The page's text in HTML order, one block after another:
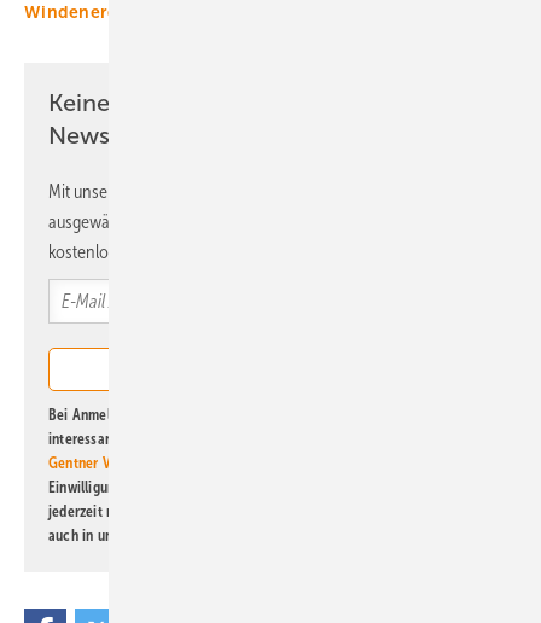
Windenergie
Keine Zeit? Kein Problem mit dem ERE
Newsletter!
Mit unserem Newsletter erhalten Sie regelmäßig von uns
ausgewählte Informationen und Neuigkeiten, gebündelt und
kostenlos direkt ins Postfach.
Bei Anmeldung zu diesem Newsletter bin ich damit einverstanden, über
interessante Verlags- und Online-Angebote
Gentner Verlag GmbH & Co. KG
Einwilligung kann ich jederzeit widerrufen und eine Abmeldung ist
jederzeit möglich. Informationen zum Umgang mit Daten finden Sie
auch in unserer